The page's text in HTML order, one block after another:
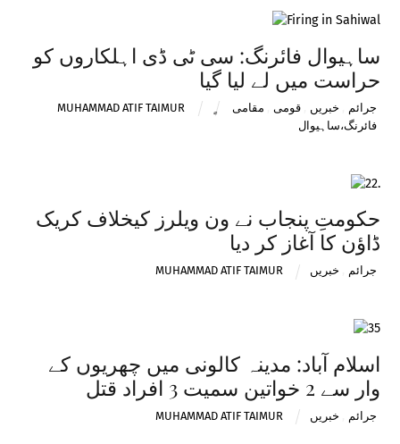
ساہیوال فائرنگ: سی ٹی ڈی اہلکاروں کو
حراست میں لے لیا گیا
MUHAMMAD ATIF TAIMUR جرائم خبریں ,قومی مقامی
فائرنگ،ساہیوال
حکومتِ پنجاب نے ون ویلرز کیخلاف کریک
ڈاؤن کا آغاز کر دیا
MUHAMMAD ATIF TAIMUR جرائم خبریں
اسلام آباد: مدینہ کالونی میں چھریوں کے
وار سے 2 خواتین سمیت 3 افراد قتل
MUHAMMAD ATIF TAIMUR جرائم خبریں